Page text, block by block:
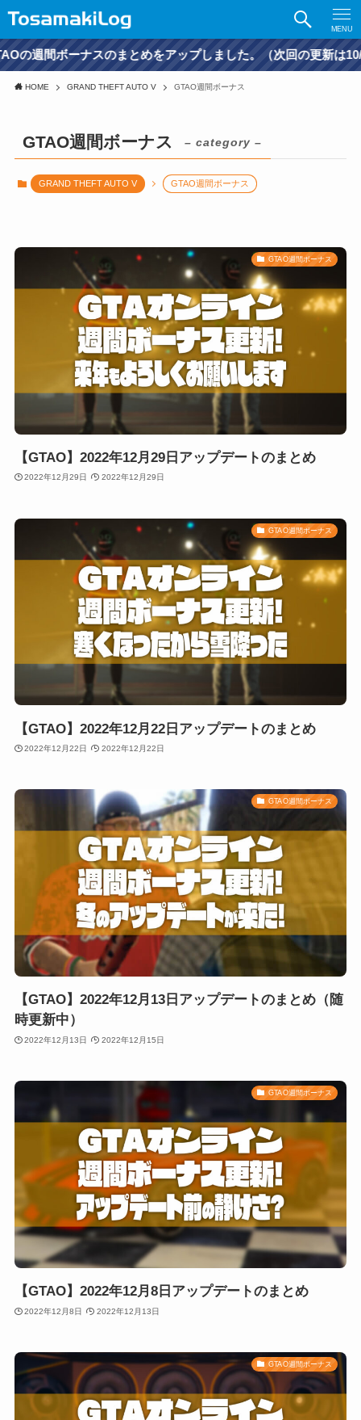
MENU
ーナスのまとめをアップしました。（次回の更新は10/6予定）
HOME GRAND THEFT AUTO V GTAO週間ボーナス
GTAO週間ボーナス – category –
GRAND THEFT AUTO V GTAO週間ボーナス
GTAO週間ボーナス
【GTAO】2022年12月29日アップデートのまとめ
2022年12月29日 2022年12月29日
GTAO週間ボーナス
【GTAO】2022年12月22日アップデートのまとめ
2022年12月22日 2022年12月22日
GTAO週間ボーナス
【GTAO】2022年12月13日アップデートのまとめ（随
時更新中）
2022年12月13日 2022年12月15日
GTAO週間ボーナス
【GTAO】2022年12月8日アップデートのまとめ
2022年12月8日 2022年12月13日
GTAO週間ボーナス